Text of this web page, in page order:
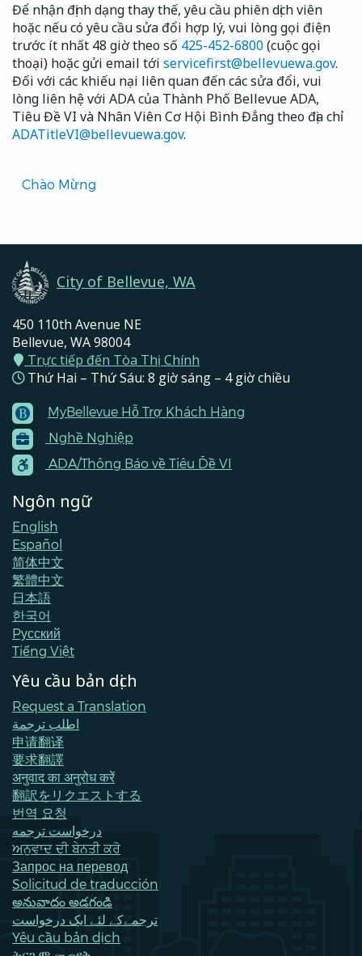
Translated
Chào Mừng
Để nhận định dạng thay thế, yêu cầu phiên dịch viên
hoặc nếu có yêu cầu sửa đổi hợp lý, vui lòng gọi điện
trước ít nhất 48 giờ theo số 425-452-6800(cuộc gọi
thoại) hoặc gửi email tới servicefirst@bellevuewa.gov.
Đối với các khiếu nại liên quan đến các sửa đổi, vui
lòng liên hệ với ADA của Thành Phố Bellevue ADA,
Tiêu Đề VI và Nhân Viên Cơ Hội Bình Đẳng theo địa chỉ
ADATitleVI@bellevuewa.gov.
City of Bellevue, WA
450 110th Avenue NE
Bellevue, WA 98004
Trực tiếp đến Tòa Thị Chính
Thứ Hai – Thứ Sáu: 8 giờ sáng – 4 giờ chiều
Footer
Menu
Contacts
MyBellevue Hỗ Trợ Khách Hàng
Nghề Nghiệp
ADA/Thông Báo về Tiêu Đề VI
Ngôn ngữ
English
Español
简体中文
繁體中文
日本語
한국어
Pусский
Tiếng Việt
Yêu cầu bản dịch
Request a Translation
اطلب ترجمة
申请翻译
要求翻譯
अनुवाद का अनुरोध करें
翻訳をリクエストする
번역 요청
درخواست ترجمه
ਅਨੁਵਾਦ ਦੀ ਬੇਨਤੀ ਕਰੋ
Запрос на перевод
Solicitud de traducción
అనువాదం అడగండి
ترجمےکے لئے ایک درخواست
Yêu cầu bản dịch